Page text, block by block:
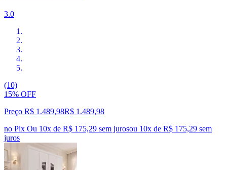
3.0
(10)
15% OFF
Preço R$ 1.489,98R$ 1.489,98
no Pix Ou 10x de R$ 175,29 sem jurosou 10x de R$ 175,29 sem
juros